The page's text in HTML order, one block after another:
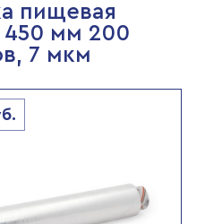
пищевая
450 мм 200
7 мкм